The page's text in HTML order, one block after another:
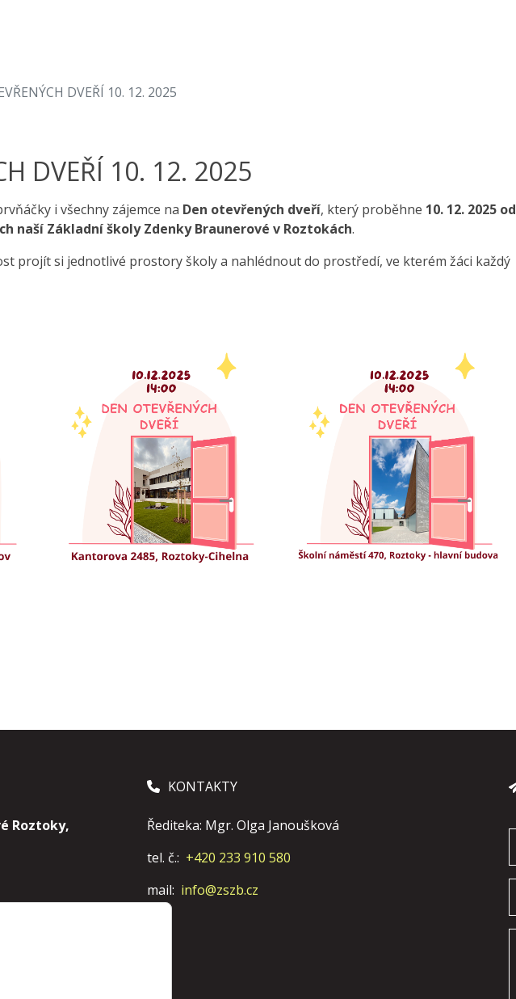
DVEŘÍ 10. 12. 2025
DVEŘÍ 10. 12. 2025
i všechny zájemce na Den otevřených dveří, který proběhne 10. 12. 2025 od
naší Základní školy Zdenky Braunerové v Roztokách.
projít si jednotlivé prostory školy a nahlédnout do prostředí, ve kterém žáci každý
Roztoky,
KONTAKTY
Řediteka: Mgr. Olga Janoušková
tel. č.: +420 233 910 580
mail: info@zszb.cz